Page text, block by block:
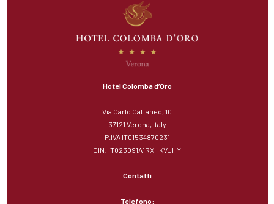
Hotel Colomba d’Oro
Via Carlo Cattaneo, 10
37121 Verona, Italy
P.IVA IT01534870231
CIN: IT023091A1RXHKVJHY
Contatti
Telefono: